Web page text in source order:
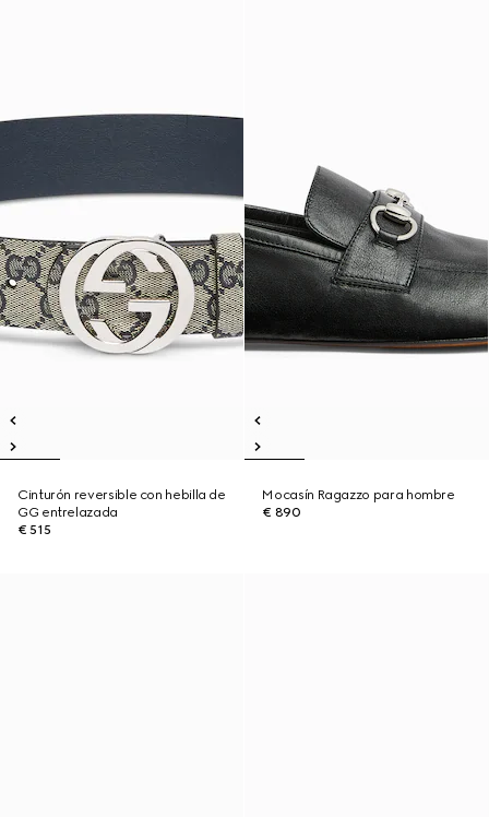
Cinturón reversible con hebilla de
GG entrelazada
€ 515
Mocasín Ragazzo para hombre
€ 890